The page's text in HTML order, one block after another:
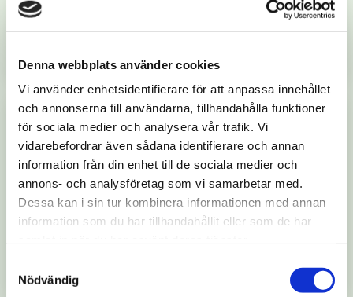
Denna webbplats använder cookies
Vi använder enhetsidentifierare för att anpassa innehållet
och annonserna till användarna, tillhandahålla funktioner
för sociala medier och analysera vår trafik. Vi
vidarebefordrar även sådana identifierare och annan
information från din enhet till de sociala medier och
annons- och analysföretag som vi samarbetar med.
Dessa kan i sin tur kombinera informationen med annan
information som du har tillhandahållit eller som de har
Nödvändig